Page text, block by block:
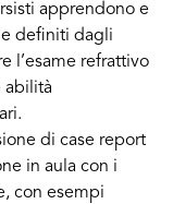
apprendono e
definiti dagli
l’esame refrattivo
abilità
di case report
in aula con i
con esempi